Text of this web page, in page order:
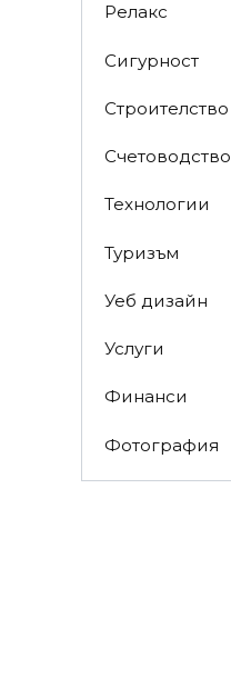
Релакс
Сигурност
Строителство
Счетоводство
Технологии
Туризъм
Уеб дизайн
Услуги
Финанси
Фотография